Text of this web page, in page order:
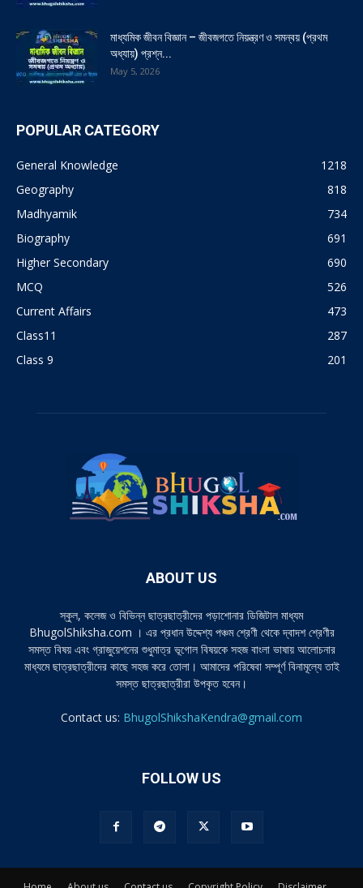
মাধ্যমিক জীবন বিজ্ঞান – জীবজগতে নিয়ন্ত্রণ ও সমন্বয় (প্রথম
অধ্যায়) প্রশ্ন...
May 5, 2026
POPULAR CATEGORY
General Knowledge
1218
Geography
818
Madhyamik
734
Biography
691
Higher Secondary
690
MCQ
526
Current Affairs
473
Class11
287
Class 9
201
ABOUT US
স্কুল, কলেজ ও বিভিন্ন ছাত্রছাত্রীদের পড়াশোনার ডিজিটাল মাধ্যম
BhugolShiksha.com । এর প্রধান উদ্দেশ্য পঞ্চম শ্রেণী থেকে দ্বাদশ শ্রেণীর
সমস্ত বিষয় এবং গ্রাজুয়েশনের শুধুমাত্র ভূগোল বিষয়কে সহজ বাংলা ভাষায় আলোচনার
মাধ্যমে ছাত্রছাত্রীদের কাছে সহজ করে তোলা। আমাদের পরিষেবা সম্পূর্ণ বিনামূল্যে তাই
সমস্ত ছাত্রছাত্রীরা উপকৃত হবেন।
Contact us: BhugolShikshaKendra@gmail.com
FOLLOW US